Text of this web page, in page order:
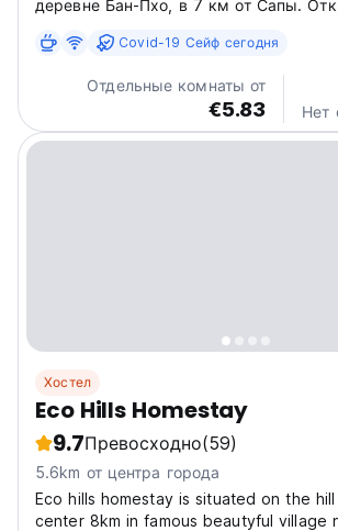
деревне Бан-Пхо, в 7 км от Сапы.
подлинную местную жизнь. (Auto-
Covid-19 Сейф сегодня
Отдельные комнаты от
€5.83 Нет
Хостел
Eco Hills Homestay
9.7Превосходно(59)
5.6km от центра города
Eco hills homestay is situated on the
center 8km in famous beautyful village